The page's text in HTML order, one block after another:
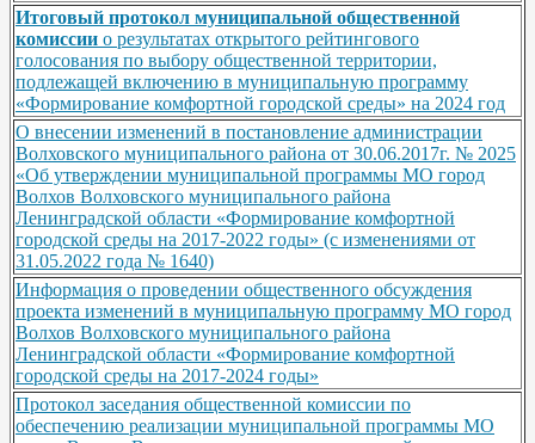
Итоговый протокол муниципальной общественной
комиссии o результатах открытого рейтингового
голосования по выбору общественной территории,
подлежащей включению в муниципальную программу
«Формирование комфортной городской среды» на 2024 год
О внесении изменений в постановление администрации
Волховского муниципального района от 30.06.2017г. № 2025
«Об утверждении муниципальной программы МО город
Волхов Волховского муниципального района
Ленинградской области «Формирование комфортной
городской среды на 2017-2022 годы» (с изменениями от
31.05.2022 года № 1640)
Информация о проведении общественного обсуждения
проекта изменений в муниципальную программу МО город
Волхов Волховского муниципального района
Ленинградской области «Формирование комфортной
городской среды на 2017-2024 годы»
Протокол заседания общественной комиссии по
обеспечению реализации муниципальной программы МО